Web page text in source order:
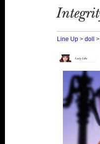
Integrity Toys
Line Up > doll